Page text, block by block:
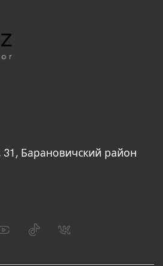
Барановичский район